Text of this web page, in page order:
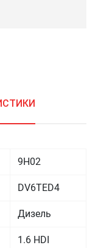
9H02
DV6TED4
Дизель
1.6 HDI